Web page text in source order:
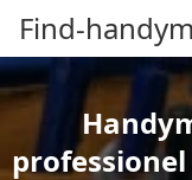
Find-